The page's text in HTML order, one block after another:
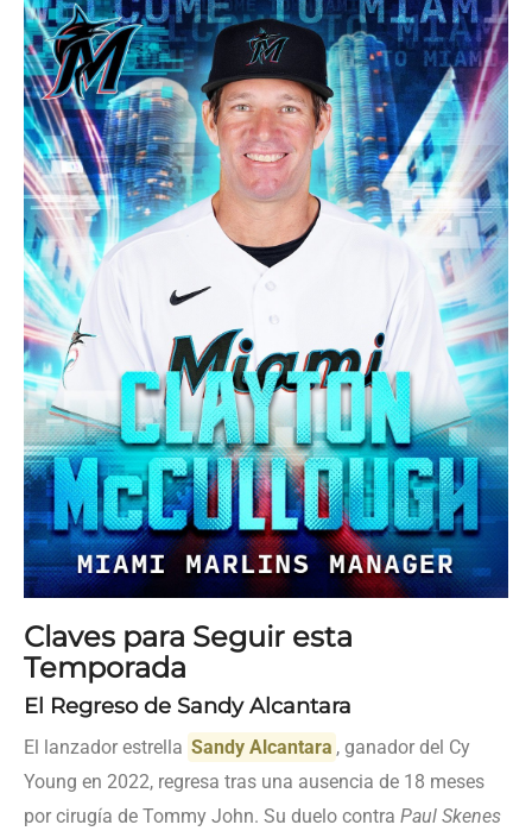
Claves para Seguir esta
Temporada
El Regreso de Sandy Alcantara
El lanzador estrella Sandy Alcantara , ganador del Cy
Young en 2022, regresa tras una ausencia de 18 meses
por cirugía de Tommy John. Su duelo contra Paul Skenes